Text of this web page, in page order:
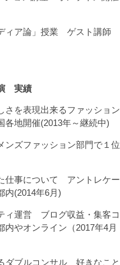
ィア論」授業 ゲスト講師
実績
さを表現出来るファッション
地開催(2013年～継続中)
ンズファッション部門で１位
仕事について アントレケー
(2014年6月)
ィ運営 ブログ収益・集客コ
やオンライン（2017年4月
ダブルコンサル 好きなこと